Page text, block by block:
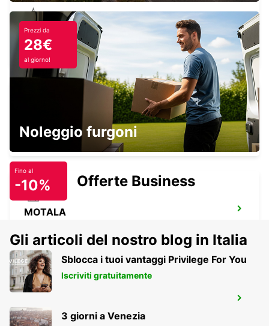
VASTERAS
VASTERAS - SWEDEN
SECO TOOLS DELIVERY
FAGERSTA - SWEDEN
MOTALA
NORRKOPING - SWEDEN
Prezzi da
28€
al giorno!
Noleggio furgoni
Fino al
-10% Offerte Business
Gli articoli del nostro blog in Italia
Sblocca i tuoi vantaggi Privilege For You
Iscriviti gratuitamente
3 giorni a Venezia